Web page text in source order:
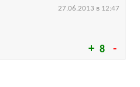
8
27.06.2013 в 12:47